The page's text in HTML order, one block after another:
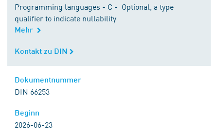
Programming languages - C - Optional, a type
qualifier to indicate nullability
Mehr
Kontakt zu DIN
Kontakt zu DIN
Dokumentnummer
DIN 66253
Beginn
2026-06-23